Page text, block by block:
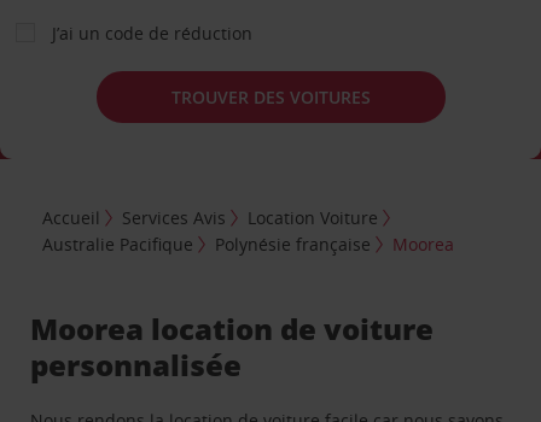
J’ai un code de réduction
TROUVER DES VOITURES
Accueil Services Avis
Location Voiture
Australie Pacifique
Polynésie française Moorea
Moorea location de voiture
personnalisée